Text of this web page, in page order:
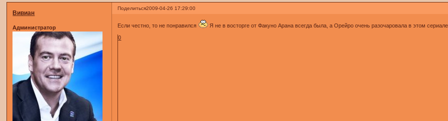
Поделиться2009-04-26 17:29:00
Вивиан
Администратор Если честно, то не понравился
Я не в восторге от Факуно Арана всегда была, а Орейро очень разочаровала в этом
0